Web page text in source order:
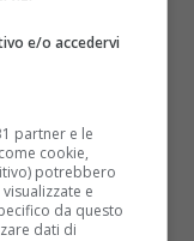
e/o accedervi
partner e le
cookie,
potrebbero
e
da questo
dati di